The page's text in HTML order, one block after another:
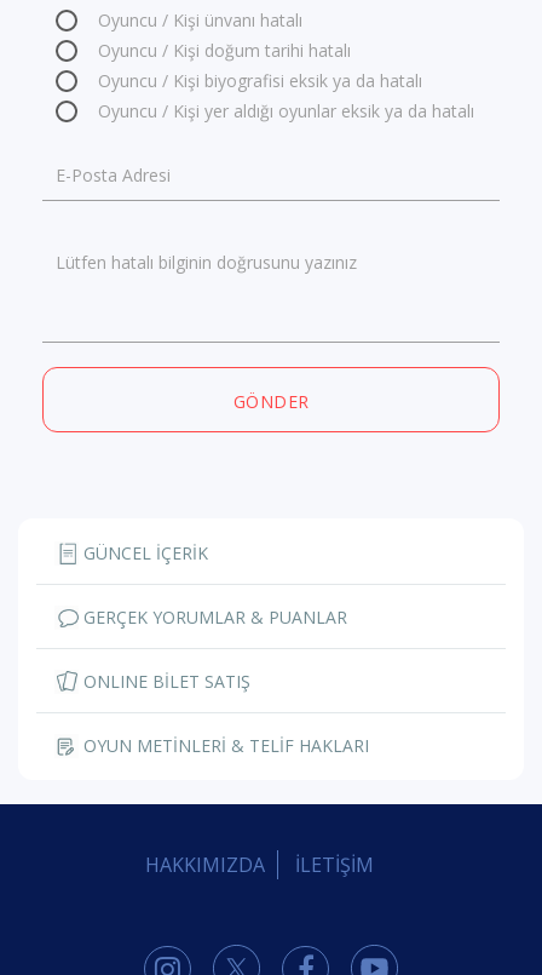
Oyuncu / Kişi ünvanı hatalı
Oyuncu / Kişi doğum tarihi hatalı
Oyuncu / Kişi biyografisi eksik ya da hatalı
Oyuncu / Kişi yer aldığı oyunlar eksik ya da hatalı
E-Posta Adresi
Lütfen hatalı bilginin doğrusunu yazınız
GÖNDER
GÜNCEL İÇERİK
GERÇEK YORUMLAR & PUANLAR
ONLINE BİLET SATIŞ
OYUN METİNLERİ & TELİF HAKLARI
HAKKIMIZDA İLETİŞİM